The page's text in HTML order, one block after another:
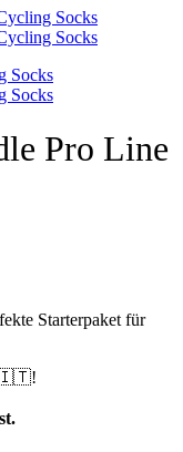
Pro Line
Starterpaket für
🇮🇹!